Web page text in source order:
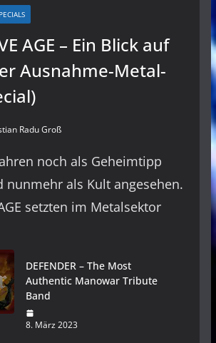
AGE – Ein Blick auf
Ausnahme-Metal-
Radu Groß
noch als Geheimtipp
nunmehr als Kult angesehen.
AGE setzten im Metalsektor
DEFENDER – The Most
Authentic Manowar Tribute
Band
8. März 2023